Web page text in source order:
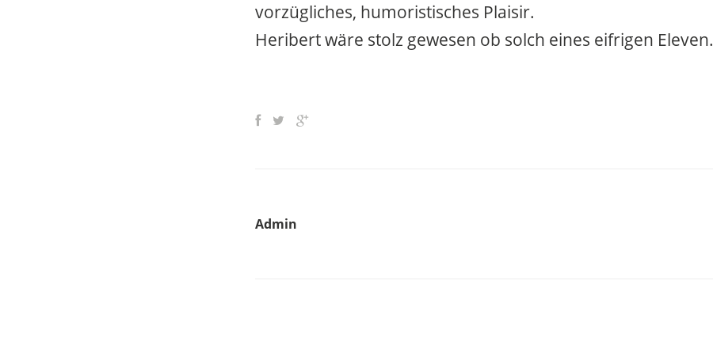
vorzügliches, humoristisches Plaisir.
Heribert wäre stolz gewesen ob solch eines eifrigen Eleven.
Admin